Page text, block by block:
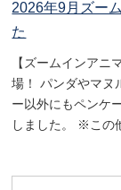
2026年9月ズー
た
【ズームインア
場！ パンダやマヌ
ー以外にもペンケ
しました。 ※この